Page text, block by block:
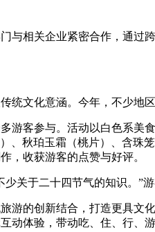
相关企业紧密合作，通过
化意涵。今年，不少地
客参与。活动以白色系美
、秋珀玉霜（桃片）、含
，收获游客的点赞与好评。
于二十四节气的知识。”游
的创新结合，打造更具文
动体验，带动吃、住、行、